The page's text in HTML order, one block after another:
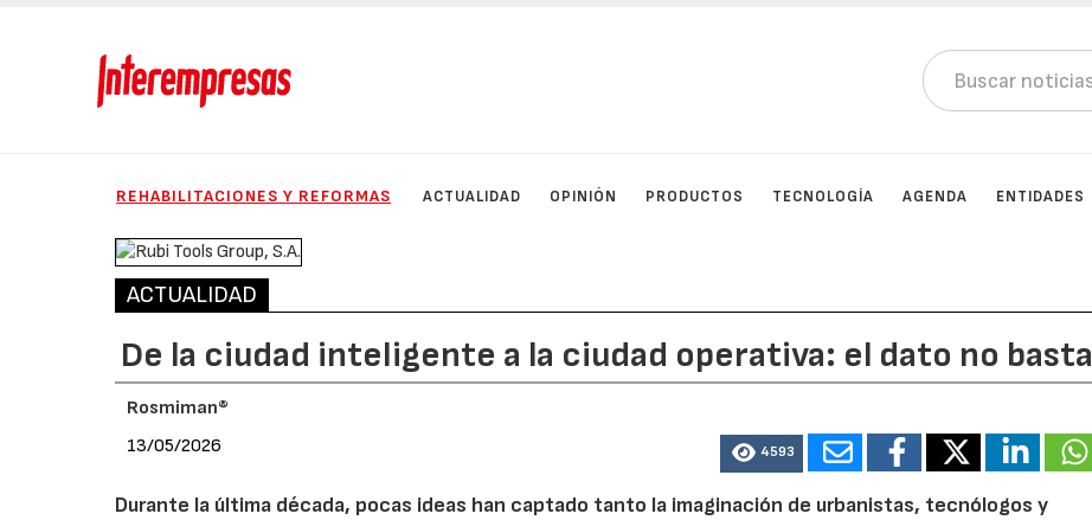
REHABILITACIONES Y REFORMAS ACTUALIDAD OPINIÓN PRODUCTOS TECNOLOGÍA AGENDA ENTIDADES
ACTUALIDAD
De la ciudad inteligente a la ciudad operativa: el dato no basta
Rosmiman®
13/05/2026
4593
Durante la última década, pocas ideas han captado tanto la imaginación de urbanistas, tecnólogos y